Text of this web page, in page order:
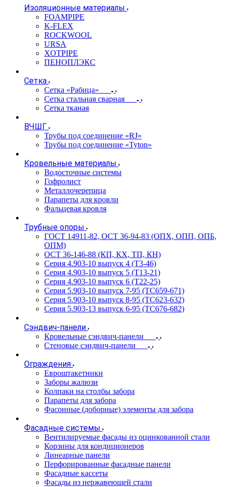
Изоляционные материалы
FOAMPIPE
K-FLEX
ROCKWOOL
URSA
XOTPIPE
ПЕНОПЛЭКС
Сетка
Сетка «Рабица»
Сетка стальная сварная
Сетка тканая
ВЧШГ
Трубы под соединение «RJ»
Трубы под соединение «Tyton»
Кровельные материалы
Водосточные системы
Гофролист
Металлочерепица
Парапеты для кровли
Фальцевая кровля
Трубные опоры
ГОСТ 14911-82, ОСТ 36-94-83 (ОПХ, ОПП, ОПБ,
ОПМ)
ОСТ 36-146-88 (КП, КХ, ТП, КН)
Серия 4.903-10 выпуск 4 (Т3-46)
Серия 4.903-10 выпуск 5 (Т13-21)
Серия 4.903-10 выпуск 6 (Т22-25)
Серия 5.903-10 выпуск 7-95 (ТС659-671)
Серия 5.903-10 выпуск 8-95 (ТС623-632)
Серия 5.903-13 выпуск 6-95 (ТС676-682)
Сэндвич-панели
Кровельные сэндвич-панели
Стеновые сэндвич-панели
Ограждения
Евроштакетники
Заборы жалюзи
Колпаки на столбы забора
Парапеты для забора
Фасонные (доборные) элементы для забора
Фасадные системы
Вентилируемые фасады из оцинкованной стали
Корзины для кондиционеров
Линеарные панели
Перфорированные фасадные панели
Фасадные кассеты
Фасады из нержавеющей стали